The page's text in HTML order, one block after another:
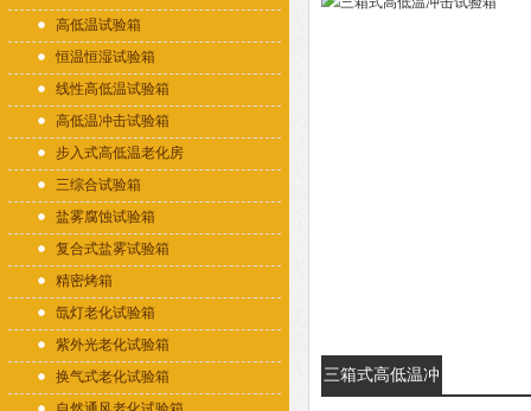
高低温试验箱
恒温恒湿试验箱
线性高低温试验箱
高低温冲击试验箱
步入式高低温老化房
三综合试验箱
盐雾腐蚀试验箱
复合式盐雾试验箱
精密烤箱
氙灯老化试验箱
紫外光老化试验箱
换气式老化试验箱
三箱式高低温冲